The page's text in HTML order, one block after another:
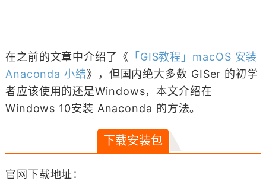
在之前的文章中介绍了《 「GIS教程」macOS 安装
Anaconda 小结》，但国内绝大多数 GISer 的初学
者应该使用的还是Windows，本文介绍在
Windows 10安装 Anaconda 的方法。
下载安装包
官网下载地址：